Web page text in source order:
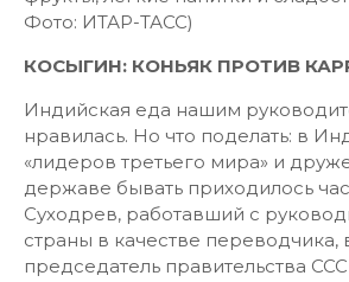
Фото: ИТАР-ТАСС)
КОСЫГИН: КОНЬЯК ПРОТИВ
Индийская еда нашим
нравилась. Но что поделать: в
«лидеров третьего мира» и
державе бывать приходилось
Суходрев, работавший с
страны в качестве переводчика,
председатель правительства